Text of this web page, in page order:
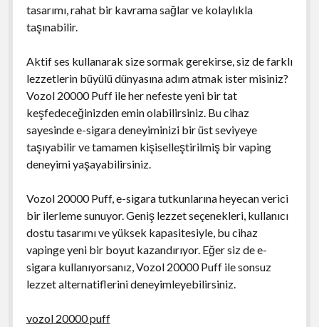
tasarımı, rahat bir kavrama sağlar ve kolaylıkla
taşınabilir.
Aktif ses kullanarak size sormak gerekirse, siz de farklı
lezzetlerin büyülü dünyasına adım atmak ister misiniz?
Vozol 20000 Puff ile her nefeste yeni bir tat
keşfedeceğinizden emin olabilirsiniz. Bu cihaz
sayesinde e-sigara deneyiminizi bir üst seviyeye
taşıyabilir ve tamamen kişiselleştirilmiş bir vaping
deneyimi yaşayabilirsiniz.
Vozol 20000 Puff, e-sigara tutkunlarına heyecan verici
bir ilerleme sunuyor. Geniş lezzet seçenekleri, kullanıcı
dostu tasarımı ve yüksek kapasitesiyle, bu cihaz
vapinge yeni bir boyut kazandırıyor. Eğer siz de e-
sigara kullanıyorsanız, Vozol 20000 Puff ile sonsuz
lezzet alternatiflerini deneyimleyebilirsiniz.
vozol 20000 puff